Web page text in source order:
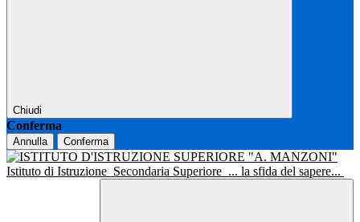
Chiudi
Conferma
Annulla Conferma
Istituto di Istruzione Secondaria Superiore ... la sfida del sapere...